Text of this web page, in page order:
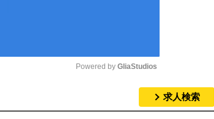
Powered by GliaStudios
求人検索